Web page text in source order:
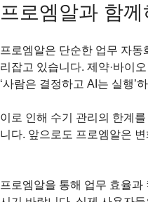
프로엠알과 함
프로엠알은 단순한 업무 자
리잡고 있습니다. 제약·바이
‘사람은 결정하고 AI는 실행’
이로 인해 수기 관리의 한계
니다. 앞으로도 프로엠알은
프로엠알을 통해 업무 효율